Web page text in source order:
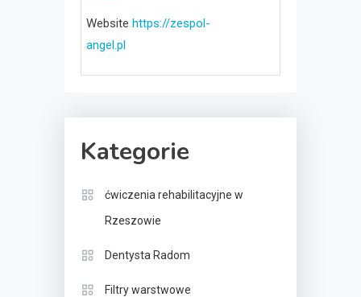
Website https://zespol-
angel.pl
Kategorie
ćwiczenia rehabilitacyjne w
Rzeszowie
Dentysta Radom
Filtry warstwowe